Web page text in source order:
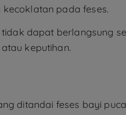
pada feses.
dapat berlangsung
keputihan.
ditandai feses bayi